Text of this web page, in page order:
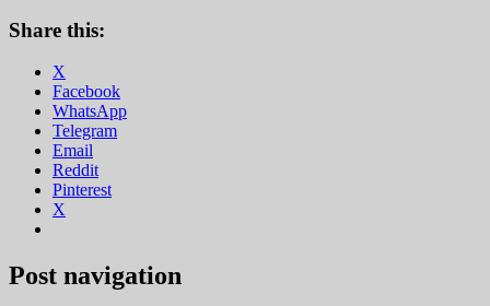
Share this:
X
Facebook
WhatsApp
Telegram
Email
Reddit
Pinterest
X
Post navigation